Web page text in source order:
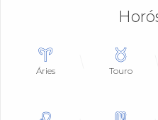
Áries Touro